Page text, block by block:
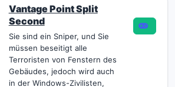
Vantage Point Split
Second
Sie sind ein Sniper, und Sie
müssen beseitigt alle
Terroristen von Fenstern des
Gebäudes, jedoch wird auch
in der Windows-Zivilisten,